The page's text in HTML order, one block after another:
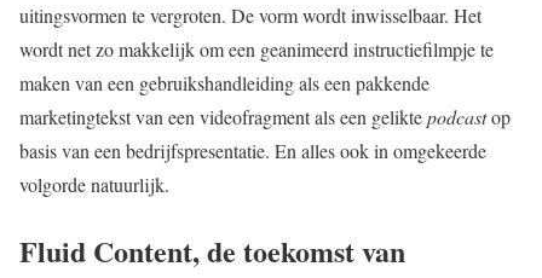
uitingsvormen te vergroten. De vorm wordt inwisselbaar. Het
wordt net zo makkelijk om een geanimeerd instructiefilmpje te
maken van een gebruikshandleiding als een pakkende
marketingtekst van een videofragment als een geliktepodcastop
basis van een bedrijfspresentatie. En alles ook in omgekeerde
volgorde natuurlijk.
Fluid Content, de toekomst van